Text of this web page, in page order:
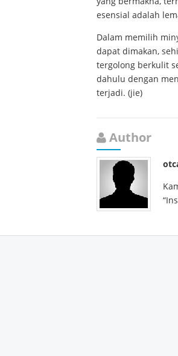
esensial adalah
Dalam memilih
dapat dimakan,
tergolong berkulit
dahulu dengan
terjadi. (jie)
Author